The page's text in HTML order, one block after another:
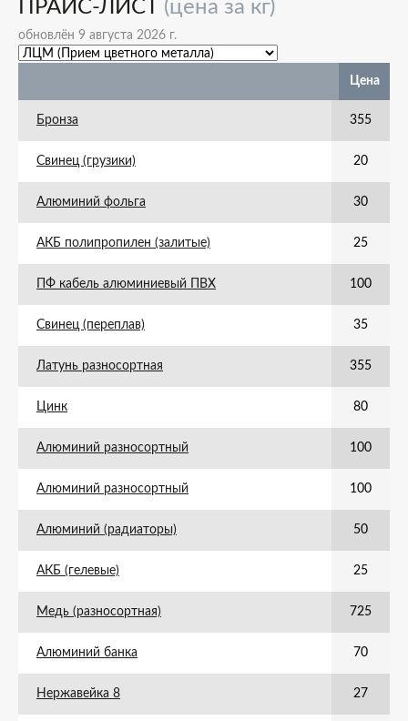
ПРАЙС-ЛИСТ (цена за кг)
обновлён 9 августа 2026 г.
Цена
Бронза 355
Свинец (грузики) 20
Алюминий фольга 30
АКБ полипропилен (залитые) 25
ПФ кабель алюминиевый ПВХ 100
Свинец (переплав) 35
Латунь разносортная 355
Цинк 80
Алюминий разносортный 100
Алюминий разносортный 100
Алюминий (радиаторы) 50
АКБ (гелевые) 25
Медь (разносортная) 725
Алюминий банка 70
Нержавейка 8 27